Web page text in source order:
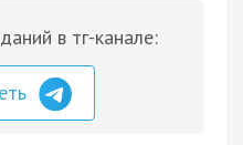
в тг-канале: